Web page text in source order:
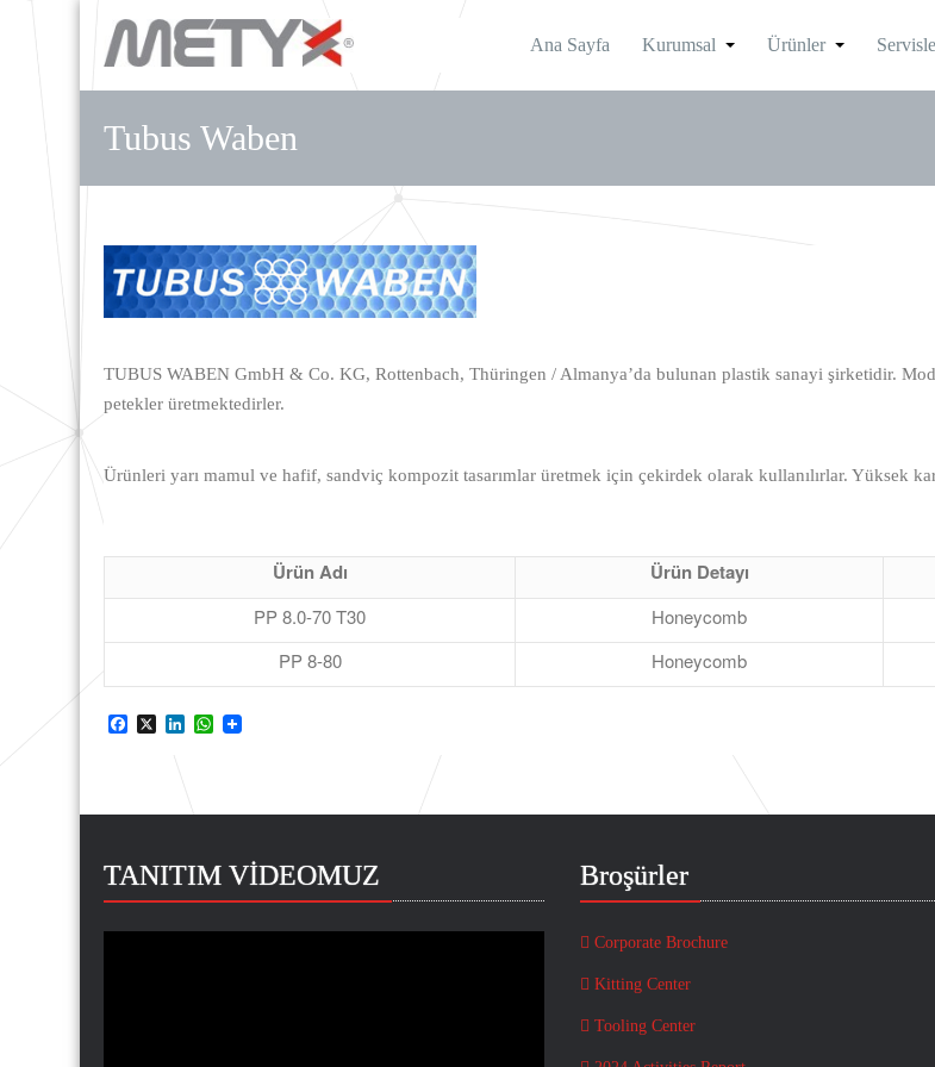
Ana Sayfa Kurumsal Ürünler
Tubus Waben
TUBUS WABEN GmbH & Co. KG, Rottenbach, Thüringen / Almanya’da bulunan plastik sanayi şirketidir.
petekler üretmektedirler.
Ürünleri yarı mamul ve hafif, sandviç kompozit tasarımlar üretmek için çekirdek olarak kullanılırlar. Yüksek
Ürün Adı Ürün Detayı
PP 8.0-70 T30 Honeycomb
PP 8-80
Honeycomb
Facebook
X LinkedInWhatsApp
TANITIM VİDEOMUZ Broşürler
Corporate Brochure
Kitting Center
Tooling Center